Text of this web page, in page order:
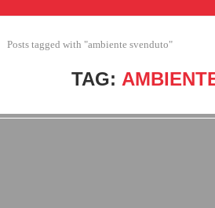
Posts tagged with "ambiente svenduto"
TAG: